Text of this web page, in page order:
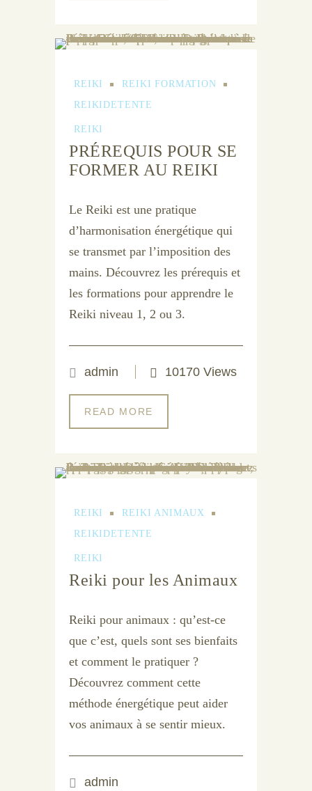
REIKI
REIKI FORMATION
REIKIDETENTE
REIKI
PRÉREQUIS POUR SE
FORMER AU REIKI
Le Reiki est une pratique
d’harmonisation énergétique qui
se transmet par l’imposition des
mains. Découvrez les prérequis et
les formations pour apprendre le
Reiki niveau 1, 2 ou 3.
admin 10170 Views
READ MORE
REIKI
REIKI ANIMAUX
REIKIDETENTE
REIKI
Reiki pour les Animaux
Reiki pour animaux : qu’est-ce
que c’est, quels sont ses bienfaits
et comment le pratiquer ?
Découvrez comment cette
méthode énergétique peut aider
vos animaux à se sentir mieux.
admin